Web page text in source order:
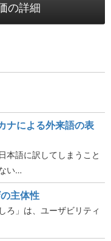
の詳細
ナによる外来語の表
本語に訳してしまうこと
い…
主体性
ろ」は、ユーザビリティ